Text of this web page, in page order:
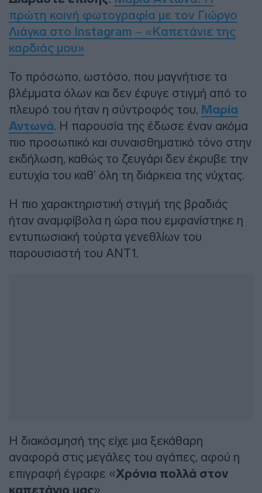
πρώτη κοινή φωτογραφία με τον Γιώργο
Λιάγκα στο Instagram – «Kαπετάνιε της
καρδιάς μου»
Το πρόσωπο, ωστόσο, που μαγνήτισε τα
βλέμματα όλων και δεν έφυγε στιγμή από το
πλευρό του ήταν η σύντροφός του, Μαρία
Αντωνά. Η παρουσία της έδωσε έναν ακόμα
πιο προσωπικό και συναισθηματικό τόνο στην
εκδήλωση, καθώς το ζευγάρι δεν έκρυβε την
ευτυχία του καθ’ όλη τη διάρκεια της νύχτας.
Η πιο χαρακτηριστική στιγμή της βραδιάς
ήταν αναμφίβολα η ώρα που εμφανίστηκε η
εντυπωσιακή τούρτα γενεθλίων του
παρουσιαστή του ANT1.
Η διακόσμησή της είχε μια ξεκάθαρη
αναφορά στις μεγάλες του αγάπες, αφού η
επιγραφή έγραφε «Χρόνια πολλά στον
».